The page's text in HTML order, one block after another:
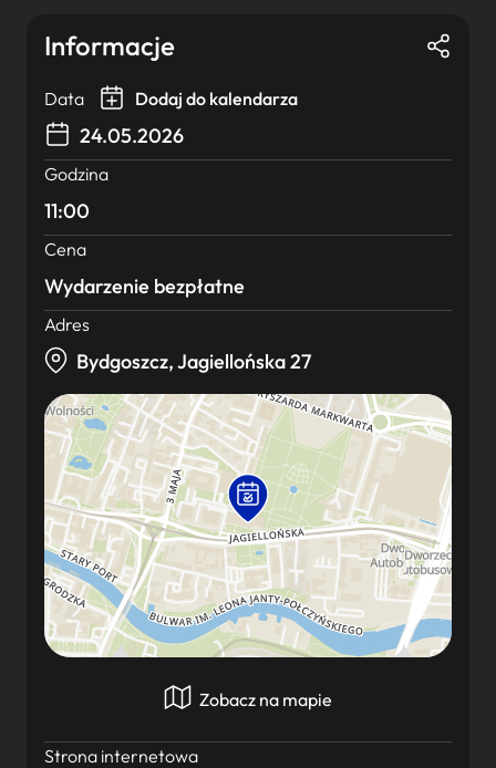
Informacje
Data Dodaj do kalendarza
24.05.2026
Godzina
11:00
Cena
Wydarzenie bezpłatne
Adres
Bydgoszcz, Jagiellońska 27
Zobacz na mapie
Strona internetowa